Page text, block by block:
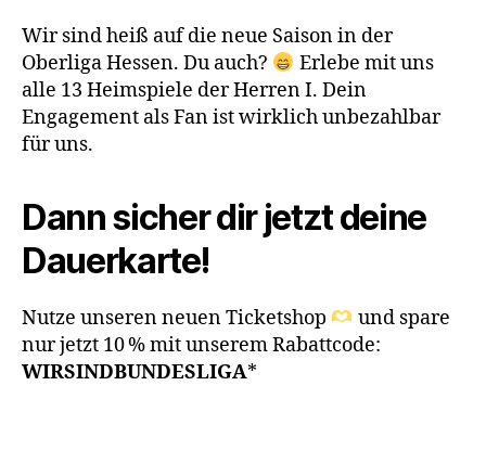
Wir sind heiß auf die neue Saison in der
Oberliga Hessen. Du auch?
Erlebe mit uns
alle 13 Heimspiele der Herren I. Dein
Engagement als Fan ist wirklich unbezahlbar
für uns.
Dann sicher dir jetzt deine
Dauerkarte!
Nutze unseren neuen Ticketshop
und spare
nur jetzt 10 % mit unserem Rabattcode:
WIRSINDBUNDESLIGA*